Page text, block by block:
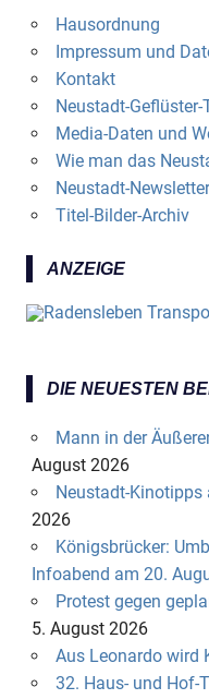
Hausordnung
Impressum und
Kontakt
Neustadt-
Media-Daten und
Wie man das
Neustadt-Newsletter
Titel-Bilder-Archiv
ANZEIGE
DIE NEUESTEN
Mann in der
August 2026
Neustadt-
2026
Königsbrücker:
Infoabend am 20.
Protest gegen
5. August 2026
Aus Leonardo wird
32. Haus- und Hof-